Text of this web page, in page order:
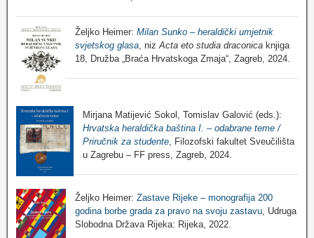
Željko Heimer: Milan Sunko – heraldički umjetnik
svjetskog glasa , niz Acta eto studia draconica knjiga
18, Družba „Braća Hrvatskoga Zmaja“, Zagreb, 2024.
Mirjana Matijević Sokol, Tomislav Galović (eds.):
Hrvatska heraldička baština I. – odabrane teme /
Priručnik za studente, Filozofski fakultet Sveučilišta
u Zagrebu – FF press, Zagreb, 2024.
Željko Heimer: Zastave Rijeke – monografija 200
godina borbe grada za pravo na svoju zastavu, Udruga
Slobodna Država Rijeka: Rijeka, 2022.